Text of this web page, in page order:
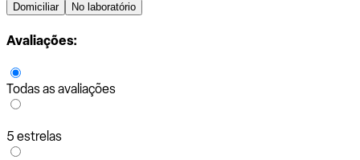
Domiciliar No laboratório
Avaliações:
Todas as avaliações
5 estrelas